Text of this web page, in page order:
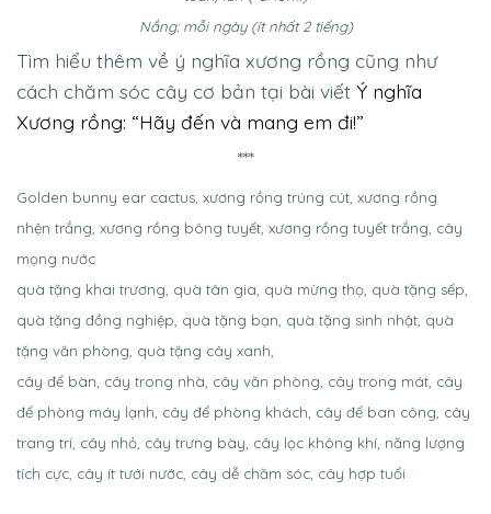
Nắng: mỗi ngày (ít nhất 2 tiếng)
Tìm hiểu thêm về ý nghĩa xương rồng cũng như
cách chăm sóc cây cơ bản tại bài viết Ý nghĩa
Xương rồng: “Hãy đến và mang em đi!”
***
Golden bunny ear cactus, xương rồng trúng cút, xương rồng
nhện trắng, xương rồng bông tuyết, xương rồng tuyết trắng, cây
mọng nước
quà tặng khai trương, quà tân gia, quà mừng thọ, quà tặng sếp,
quà tặng đồng nghiệp, quà tặng bạn, quà tặng sinh nhật, quà
tặng văn phòng, quà tặng cây xanh,
cây để bàn, cây trong nhà, cây văn phòng, cây trong mát, cây
để phòng máy lạnh, cây để phòng khách, cây để ban công, cây
trang trí, cây nhỏ, cây trưng bày, cây lọc không khí, năng lượng
tích cực, cây ít tưới nước, cây dễ chăm sóc, cây hợp tuổi